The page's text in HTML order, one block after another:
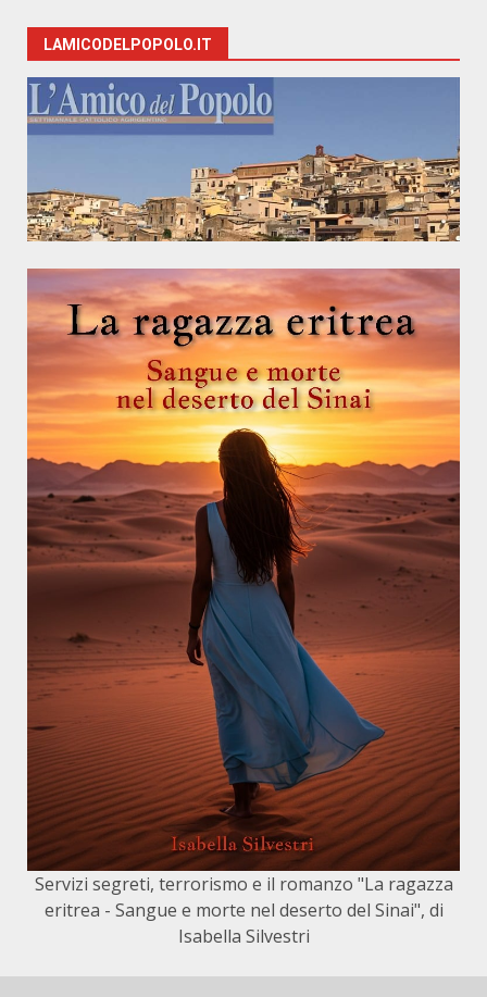
LAMICODELPOPOLO.IT
Servizi segreti, terrorismo e il romanzo "La ragazza
eritrea - Sangue e morte nel deserto del Sinai", di
Isabella Silvestri